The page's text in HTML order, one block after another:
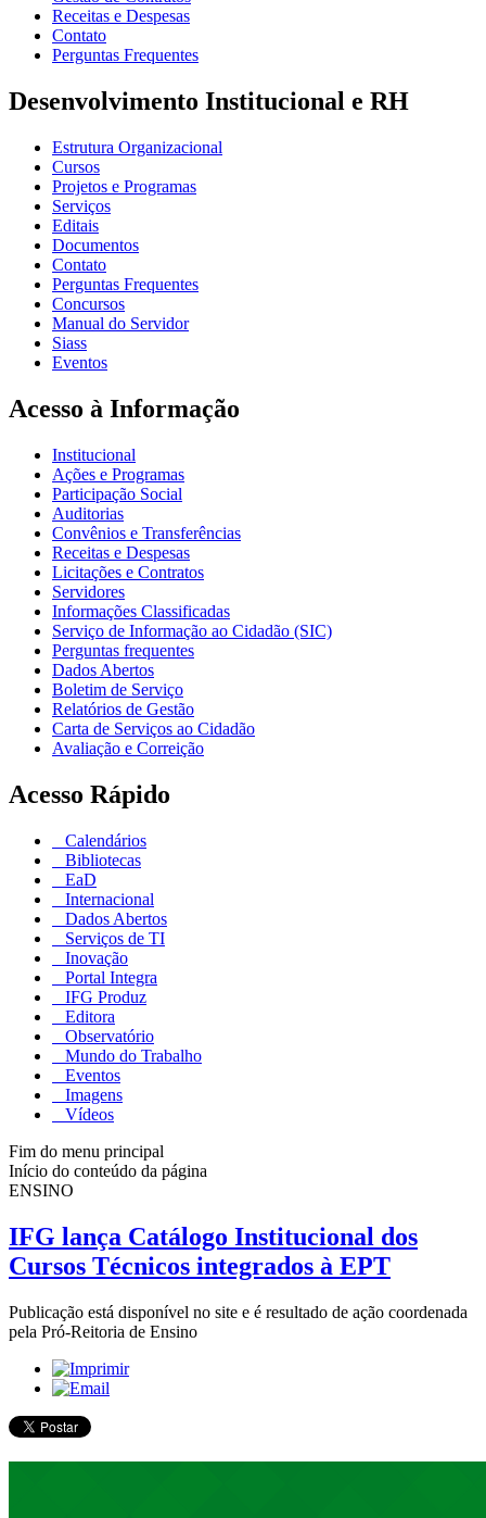
Receitas e Despesas
Contato
Perguntas Frequentes
Desenvolvimento Institucional e RH
Estrutura Organizacional
Cursos
Projetos e Programas
Serviços
Editais
Documentos
Contato
Perguntas Frequentes
Concursos
Manual do Servidor
Siass
Eventos
Acesso à Informação
Institucional
Ações e Programas
Participação Social
Auditorias
Convênios e Transferências
Receitas e Despesas
Licitações e Contratos
Servidores
Informações Classificadas
Serviço de Informação ao Cidadão (SIC)
Perguntas frequentes
Dados Abertos
Boletim de Serviço
Relatórios de Gestão
Carta de Serviços ao Cidadão
Avaliação e Correição
Acesso Rápido
Calendários
Bibliotecas
EaD
Internacional
Dados Abertos
Serviços de TI
Inovação
Portal Integra
IFG Produz
Editora
Observatório
Mundo do Trabalho
Eventos
Imagens
Vídeos
Fim do menu principal
Início do conteúdo da página
ENSINO
IFG lança Catálogo Institucional dos
Cursos Técnicos integrados à EPT
Publicação está disponível no site e é resultado de ação coordenada
pela Pró-Reitoria de Ensino